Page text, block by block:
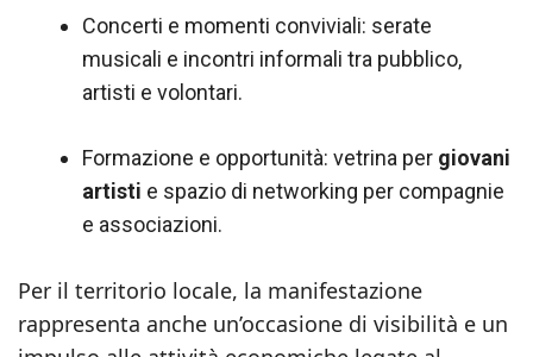
Concerti e momenti conviviali: serate
musicali e incontri informali tra pubblico,
artisti e volontari.
Formazione e opportunità: vetrina per giovani
artisti e spazio di networking per compagnie
e associazioni.
Per il territorio locale, la manifestazione
rappresenta anche un’occasione di visibilità e un